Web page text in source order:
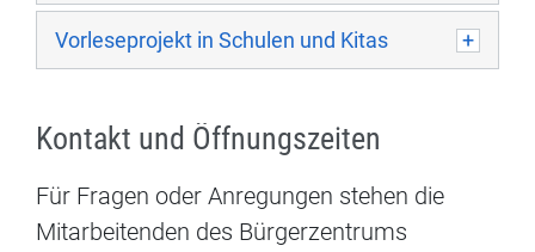
Vorleseprojekt in Schulen und Kitas
Kontakt und Öffnungszeiten
Für Fragen oder Anregungen stehen die
Mitarbeitenden des Bürgerzentrums